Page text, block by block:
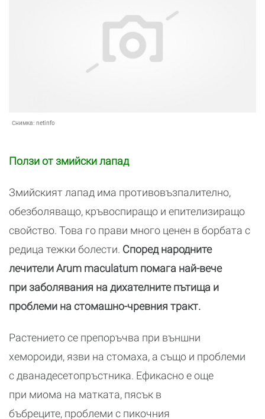
Снимка: netinfo
Ползи от змийски лапад
Змийският лапад има противовъзпалително,
обезболяващо, кръвоспиращо и епителизиращо
свойство. Това го прави много ценен в борбата с
редица тежки болести. Според народните
лечители Arum maculatum помага най-вече
при заболявания на дихателните пътища и
проблеми на стомашно-чревния тракт.
Растението се препоръчва при външни
хемороиди, язви на стомаха, а също и проблеми
с дванадесетопръстника. Ефикасно е още
при миома на матката, пясък в
бъбреците, проблеми с пикочния